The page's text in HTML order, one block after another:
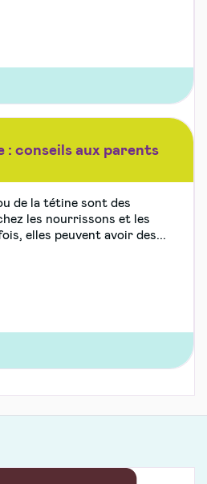
: conseils aux parents
de la tétine sont des
les nourrissons et les
elles peuvent avoir des...